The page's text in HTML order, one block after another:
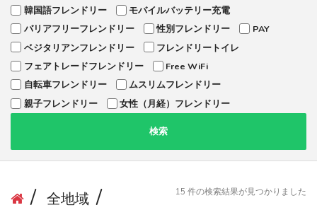
韓国語フレンドリー
モバイルバッテリー充電
バリアフリーフレンドリー
性別フレンドリー
PAY
ベジタリアンフレンドリー
フレンドリートイレ
フェアトレードフレンドリー
Free WiFi
自転車フレンドリー
ムスリムフレンドリー
親子フレンドリー
女性（月経）フレンドリー
検索
全地域 15 件の検索結果が見つかりました